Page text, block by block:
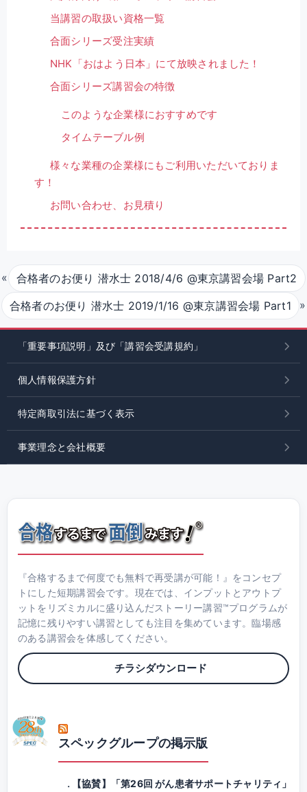
当講習の取扱い資格一覧
合面シリーズ受注実績
NHK「おはよう日本」にて放映されました！
合面シリーズ講習会の特徴
このような企業様におすすめです
タイムテーブル例
様々な業種の企業様にもご利用いただいておりま
す！
お問い合わせ、お見積り
«
合格者のお便り 潜水士 2018/4/6 @東京講習会場 Part2
合格者のお便り 潜水士 2019/1/16 @東京講習会場 Part1
»
「重要事項説明」及び「講習会受講規約」
個人情報保護方針
特定商取引法に基づく表示
事業理念と会社概要
『合格するまで何度でも無料で再受講が可能！』をコンセプ
トにした短期講習会です。現在では、インプットとアウトプ
ットをリズミカルに盛り込んだストーリー講習™プログラムが
記憶に残りやすい講習としても注目を集めています。臨場感
のある講習会を体感してください。
チラシダウンロード
スペックグループの掲示版
【協賛】「第26回 がん患者サポートチャリティ」